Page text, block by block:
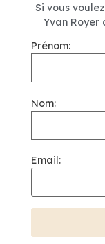
Si vous
Yvan Royer
Prénom:
Nom:
Email: